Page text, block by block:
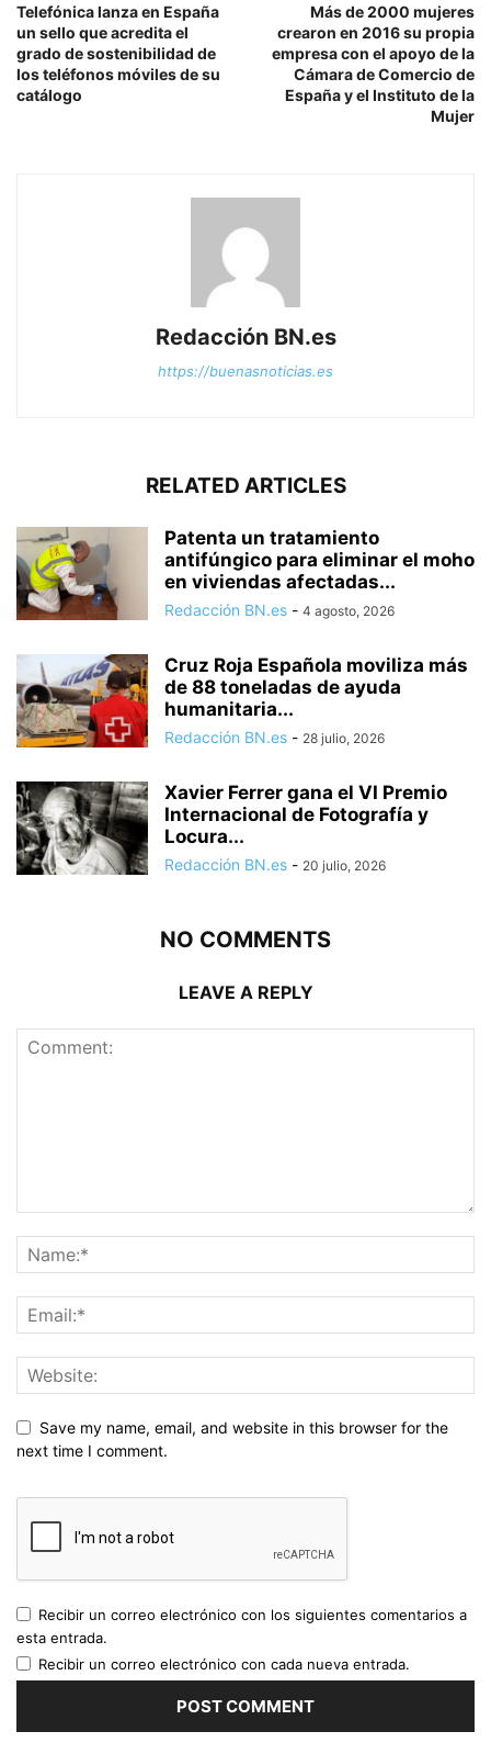
Telefónica lanza en España
un sello que acredita el
grado de sostenibilidad de
los teléfonos móviles de su
catálogo
Más de 2000 mujeres
crearon en 2016 su propia
empresa con el apoyo de la
Cámara de Comercio de
España y el Instituto de la
Mujer
Redacción BN.es
https://buenasnoticias.es
RELATED ARTICLES
Patenta un tratamiento
antifúngico para eliminar el moho
en viviendas afectadas...
Redacción BN.es - 4 agosto, 2026
Cruz Roja Española moviliza más
de 88 toneladas de ayuda
humanitaria...
Redacción BN.es - 28 julio, 2026
Xavier Ferrer gana el VI Premio
Internacional de Fotografía y
Locura...
Redacción BN.es - 20 julio, 2026
NO COMMENTS
LEAVE A REPLY
Save my name, email, and website in this browser for the
next time I comment.
Recibir un correo electrónico con los siguientes comentarios a
esta entrada.
Recibir un correo electrónico con cada nueva entrada.